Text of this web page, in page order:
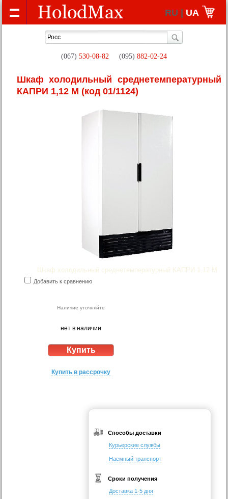
RU | UA
(067) 530-08-82 (095) 882-02-24
Шкаф холодильный среднетемпературный
КАПРИ 1,12 М (код 01/1124)
Шкаф холодильный среднетемпературный КАПРИ 1,12 М
Добавить к сравнению
Наличие уточняйте
нет в наличии
Купить в рассрочку
Способы доставки
Курьерские службы
Наемный транспорт
Сроки получения
Доставка 1-5 дня